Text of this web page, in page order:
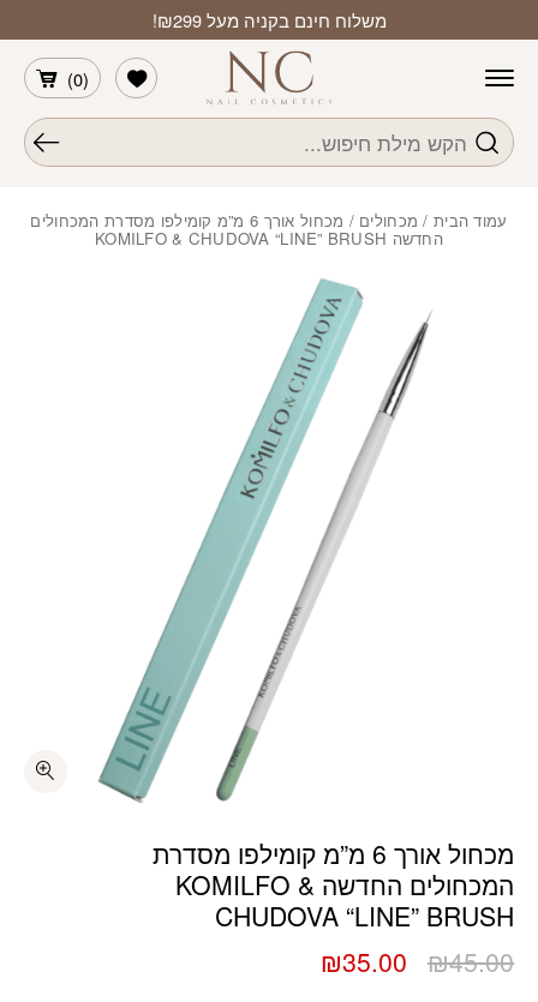
משלוח חינם בקניה מעל ₪299!
חיפוש
(
0
)
הרשימה שלי
עמוד הבית / מכחולים / מכחול אורך 6 מ”מ קומילפו מסדרת המכחולים
החדשה KOMILFO & CHUDOVA “LINE” BRUSH
מכחול אורך 6 מ”מ קומילפו מסדרת
המכחולים החדשה KOMILFO &
CHUDOVA “LINE” BRUSH
₪45.00
המחיר₪35.00 המחיר